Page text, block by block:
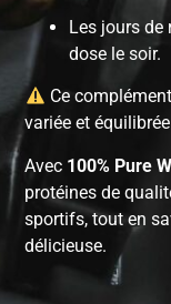
Les jours de
dose le soir.
Ce
variée et
Avec 100% Pure
protéines de
sportifs, tout en
délicieuse.